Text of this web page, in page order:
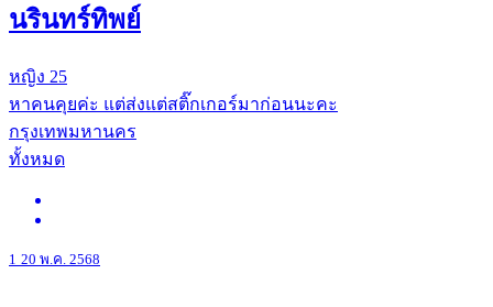
นรินทร์ทิพย์
หญิง 25
หาคนคุยค่ะ แต่ส่งแต่สติ๊กเกอร์มาก่อนนะคะ
กรุงเทพมหานคร
ทั้งหมด
1 20 พ.ค. 2568